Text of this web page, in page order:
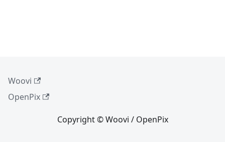
Woovi
OpenPix
Copyright © Woovi / OpenPix